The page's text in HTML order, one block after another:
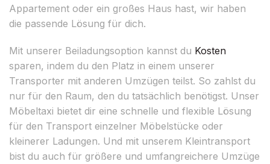
Appartement oder ein großes Haus hast, wir haben
die passende Lösung für dich.
Mit unserer Beiladungsoption kannst du Kosten
sparen, indem du den Platz in einem unserer
Transporter mit anderen Umzügen teilst. So zahlst du
nur für den Raum, den du tatsächlich benötigst. Unser
Möbeltaxi bietet dir eine schnelle und flexible Lösung
für den Transport einzelner Möbelstücke oder
kleinerer Ladungen. Und mit unserem Kleintransport
bist du auch für größere und umfangreichere Umzüge